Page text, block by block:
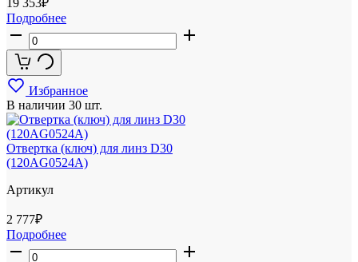
19 353₽
Подробнее
Избранное
В наличии 30 шт.
Отвертка (ключ) для линз D30
(120AG0524A)
Артикул
2 777₽
Подробнее